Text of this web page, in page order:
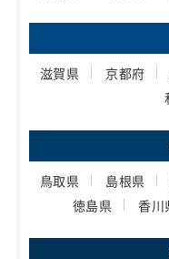
滋賀県 京都府
鳥取県 島根県
徳島県
香川